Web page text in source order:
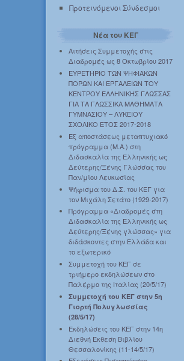
Προτεινόμενοι Σύνδεσμοι
Νέα του ΚΕΓ
Αιτήσεις Συμμετοχής στις
Διαδρομές ως 8 Οκτωβρίου 2017
ΕΥΡΕΤΗΡΙΟ ΤΩΝ ΨΗΦΙΑΚΩΝ
ΠΟΡΩΝ ΚΑΙ ΕΡΓΑΛΕΙΩΝ ΤΟΥ
ΚΕΝΤΡΟΥ ΕΛΛΗΝΙΚΗΣ ΓΛΩΣΣΑΣ
ΓΙΑ ΤΑ ΓΛΩΣΣΙΚΑ ΜΑΘΗΜΑΤΑ
ΓΥΜΝΑΣΙΟΥ – ΛΥΚΕΙΟΥ
ΣΧΟΛΙΚΟ ΕΤΟΣ 2017-2018
Εξ αποστάσεως μεταπτυχιακό
πρόγραμμα (Μ.Α.) στη
Διδασκαλία της Ελληνικής ως
Δεύτερης/Ξένης Γλώσσας του
Παν/μίου Λευκωσίας
Ψήφισμα του Δ.Σ. του ΚΕΓ για
τον Μιχάλη Σετάτο (1929-2017)
Πρόγραμμα «Διαδρομές στη
Διδασκαλία της Ελληνικής ως
Δεύτερης/Ξένης γλώσσας» για
διδάσκοντες στην Ελλάδα και
το εξωτερικό
Συμμετοχή του ΚΕΓ σε
τριήμερο εκδηλώσεων στο
Παλέρμο της Ιταλίας (20/5/17)
Συμμετοχή του ΚΕΓ στην 5η
Γιορτή Πολυγλωσσίας
(28/5/17)
Εκδηλώσεις του ΚΕΓ στην 14η
Διεθνή Έκθεση Βιβλίου
Θεσσαλονίκης (11-14/5/17)